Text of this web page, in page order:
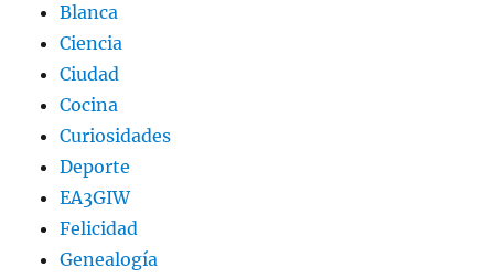
Blanca
Ciencia
Ciudad
Cocina
Curiosidades
Deporte
EA3GIW
Felicidad
Genealogía